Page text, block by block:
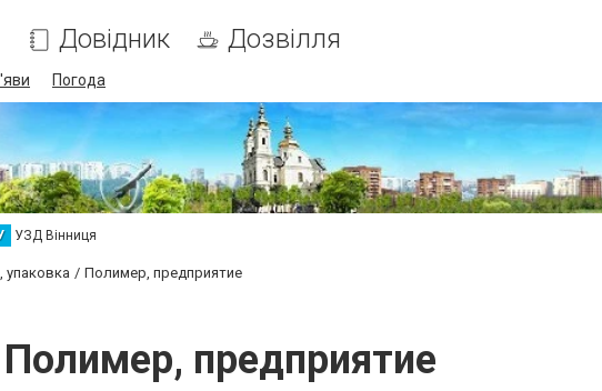
Довідник Дозвілля
Погода
УЗД Вінниця
упаковка Полимер, предприятие
Полимер, предприятие